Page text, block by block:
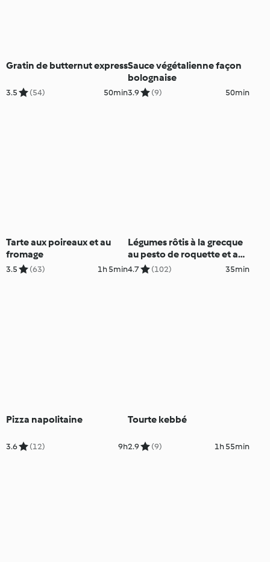
Gratin de butternut express
3.5 (54) 50min
Sauce végétalienne façon
bolognaise
3.9 (9) 50min
Tarte aux poireaux et au
fromage
3.5 (63) 1h 5min
Légumes rôtis à la grecque
au pesto de roquette et au
citron
4.7 (102) 35min
Pizza napolitaine
3.6 (12) 9h
Tourte kebbé
2.9 (9) 1h 55min